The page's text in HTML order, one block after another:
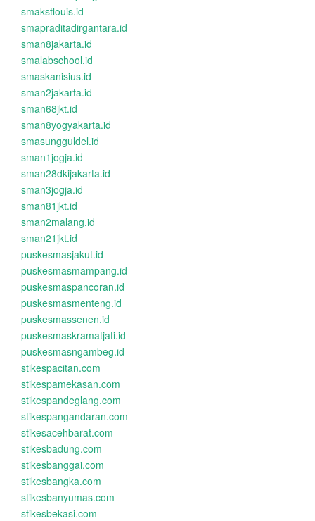
smakstlouis.id
smapraditadirgantara.id
sman8jakarta.id
smalabschool.id
smaskanisius.id
sman2jakarta.id
sman68jkt.id
sman8yogyakarta.id
smasungguldel.id
sman1jogja.id
sman28dkijakarta.id
sman3jogja.id
sman81jkt.id
sman2malang.id
sman21jkt.id
puskesmasjakut.id
puskesmasmampang.id
puskesmaspancoran.id
puskesmasmenteng.id
puskesmassenen.id
puskesmaskramatjati.id
puskesmasngambeg.id
stikespacitan.com
stikespamekasan.com
stikespandeglang.com
stikespangandaran.com
stikesacehbarat.com
stikesbadung.com
stikesbanggai.com
stikesbangka.com
stikesbanyumas.com
stikesbekasi.com